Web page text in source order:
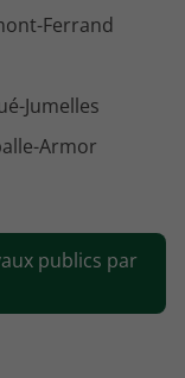
Ferrand
Jumelles
Armor
Plouagat
publics par